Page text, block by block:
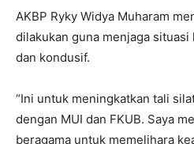
AKBP Ryky Widya Muharam
dilakukan guna menjaga situasi
dan kondusif.
“Ini untuk meningkatkan tali
dengan MUI dan FKUB. Saya
beragama untuk memelihara